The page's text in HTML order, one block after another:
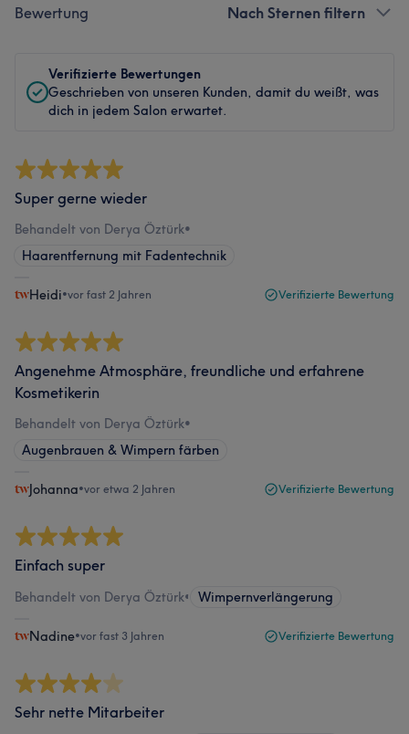
Bewertung Nach Sternen filtern
Verifizierte Bewertungen
Geschrieben von unseren Kunden, damit du weißt, was
dich in jedem Salon erwartet.
Super gerne wieder
Behandelt von Derya Öztürk•
Haarentfernung mit Fadentechnik
Heidi•vor fast 2 Jahren Verifizierte Bewertung
Angenehme Atmosphäre, freundliche und erfahrene
Kosmetikerin
Behandelt von Derya Öztürk•
Augenbrauen & Wimpern färben
Johanna•vor etwa 2 Jahren Verifizierte Bewertung
Einfach super
Behandelt von Derya Öztürk• Wimpernverlängerung
Nadine•vor fast 3 Jahren Verifizierte Bewertung
Sehr nette Mitarbeiter